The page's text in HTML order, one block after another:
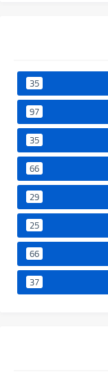
35
97
35
66
29
25
66
37